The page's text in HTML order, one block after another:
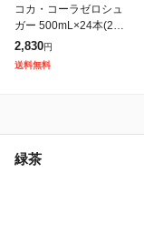
コカ・コーラゼロシュ
ガー 500mL×24本(24本
×1ケース) 2605jccc
2,830円
送料無料
緑茶